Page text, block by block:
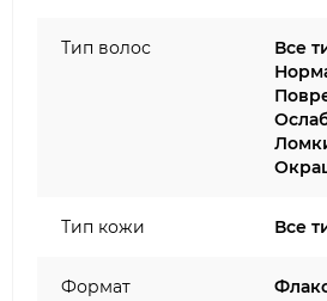
Тип волос
Все
Тип кожи Все
Формат